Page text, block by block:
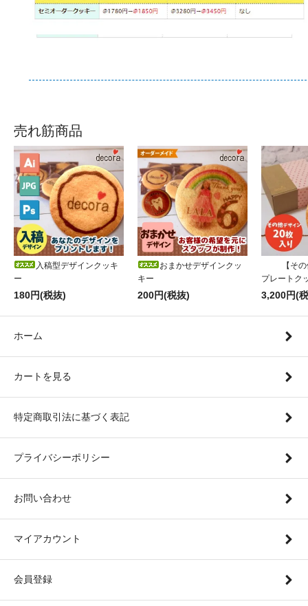
売れ筋商品
入稿型デザインクッキ
ー
180円(税抜)
おまかせデザインクッ
キー
200円(税抜)
【そ
プレートク
3,200円(
ホーム
カートを見る
特定商取引法に基づく表記
プライバシーポリシー
お問い合わせ
マイアカウント
会員登録